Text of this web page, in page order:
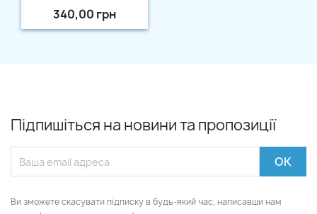
340,00 грн
Підпишіться на новини та пропозиції
Ви зможете скасувати підписку в будь-який час, написавши нам